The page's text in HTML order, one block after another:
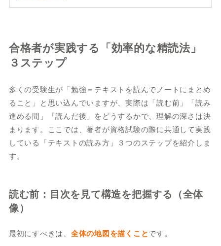
合格者が実践する「効率的な精読法」
３ステップ
多くの受験生が「勉強＝テキストを読んでノートにまとめ
ること」と思い込んでいますが、実際は「読む前」「読み
進める間」「読んだ後」をどうするかで、理解の深さは決
まります。ここでは、著者が資格試験の際に共通して実践
している「テキストの読み方」３つのステップを紹介しま
す。
読む前：目次を見て構造を把握する（全体
像）
最初にすべきは、 全体の地図を描くことです。